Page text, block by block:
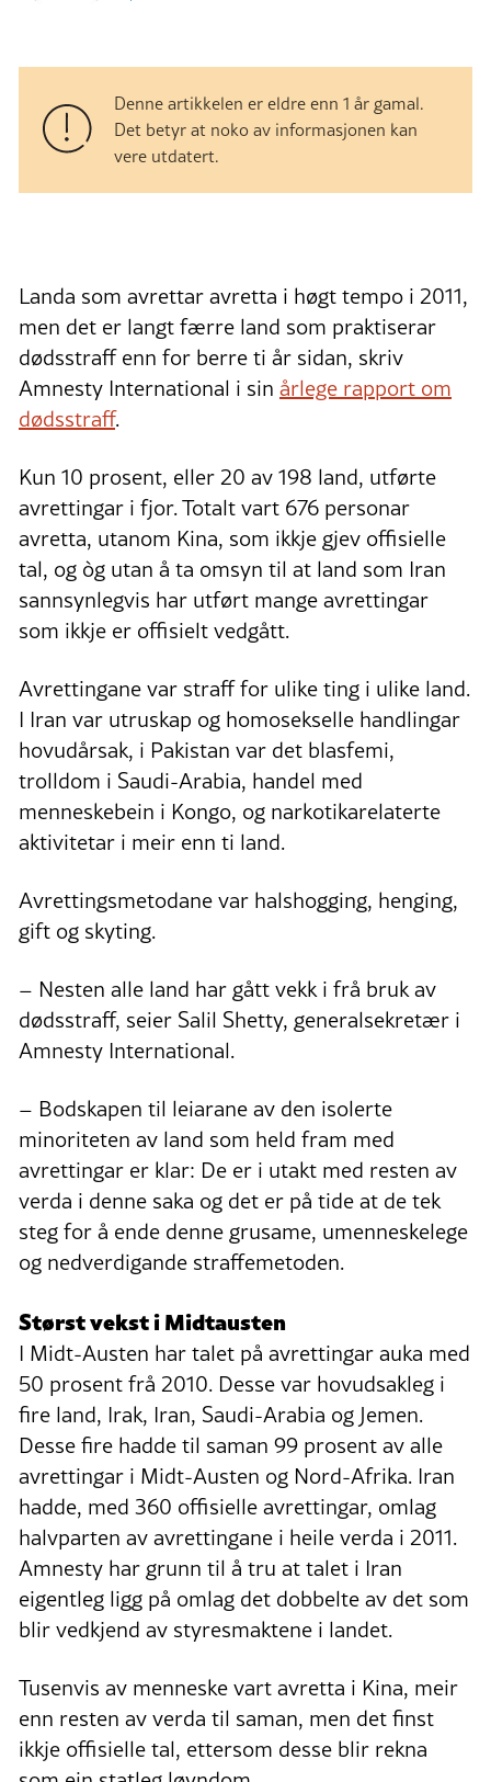
Denne artikkelen er eldre enn 1 år gamal.
Det betyr at noko av informasjonen kan
vere utdatert.
Landa som avrettar avretta i høgt tempo i 2011,
men det er langt færre land som praktiserar
dødsstraff enn for berre ti år sidan, skriv
Amnesty International i sin årlege rapport om
dødsstraff.
Kun 10 prosent, eller 20 av 198 land, utførte
avrettingar i fjor. Totalt vart 676 personar
avretta, utanom Kina, som ikkje gjev offisielle
tal, og òg utan å ta omsyn til at land som Iran
sannsynlegvis har utført mange avrettingar
som ikkje er offisielt vedgått.
Avrettingane var straff for ulike ting i ulike land.
I Iran var utruskap og homosekselle handlingar
hovudårsak, i Pakistan var det blasfemi,
trolldom i Saudi-Arabia, handel med
menneskebein i Kongo, og narkotikarelaterte
aktivitetar i meir enn ti land.
Avrettingsmetodane var halshogging, henging,
gift og skyting.
– Nesten alle land har gått vekk i frå bruk av
dødsstraff, seier Salil Shetty, generalsekretær i
Amnesty International.
– Bodskapen til leiarane av den isolerte
minoriteten av land som held fram med
avrettingar er klar: De er i utakt med resten av
verda i denne saka og det er på tide at de tek
steg for å ende denne grusame, umenneskelege
og nedverdigande straffemetoden.
Størst vekst i Midtausten
I Midt-Austen har talet på avrettingar auka med
50 prosent frå 2010. Desse var hovudsakleg i
fire land, Irak, Iran, Saudi-Arabia og Jemen.
Desse fire hadde til saman 99 prosent av alle
avrettingar i Midt-Austen og Nord-Afrika. Iran
hadde, med 360 offisielle avrettingar, omlag
halvparten av avrettingane i heile verda i 2011.
Amnesty har grunn til å tru at talet i Iran
eigentleg ligg på omlag det dobbelte av det som
blir vedkjend av styresmaktene i landet.
Tusenvis av menneske vart avretta i Kina, meir
enn resten av verda til saman, men det finst
ikkje offisielle tal, ettersom desse blir rekna